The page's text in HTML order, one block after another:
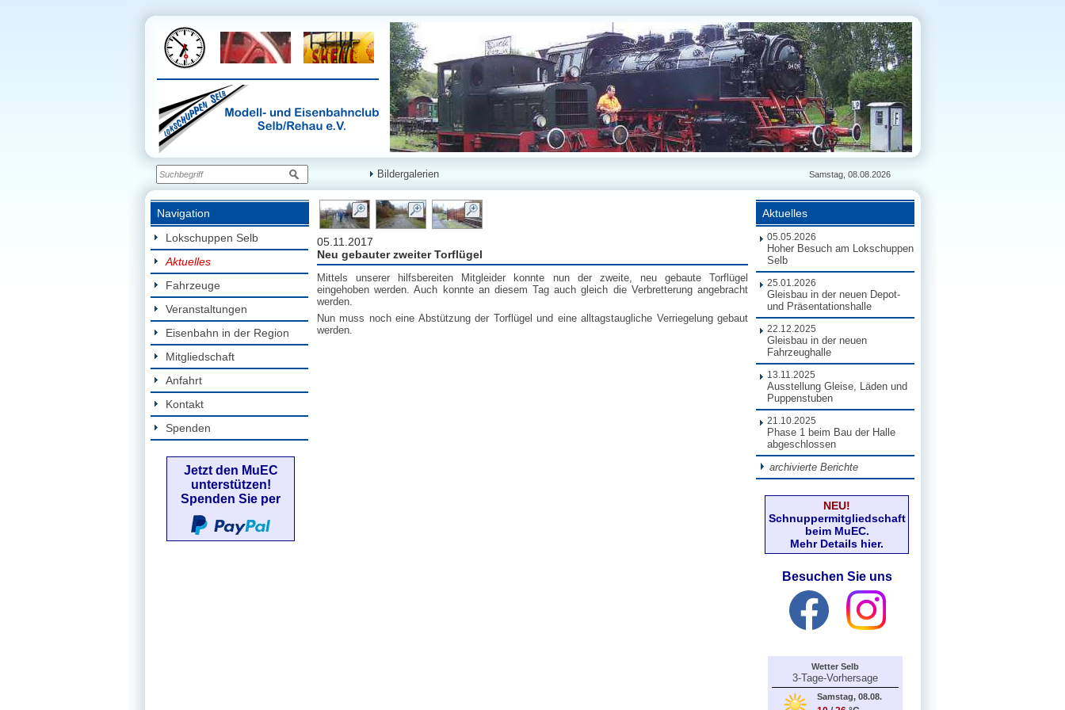
Bildergalerien Samstag, 08.08.2026
Navigation
Lokschuppen Selb
Aktuelles
Fahrzeuge
Veranstaltungen
Eisenbahn in der Region
Mitgliedschaft
Anfahrt
Kontakt
Spenden
Jetzt den MuEC
unterstützen!
Spenden Sie per
05.11.2017
Neu gebauter zweiter Torflügel
Mittels unserer hilfsbereiten Mitgleider konnte nun der zweite, neu gebaute Torflügel
eingehoben werden. Auch konnte an diesem Tag auch gleich die Verbretterung angebracht
werden.
Nun muss noch eine Abstützung der Torflügel und eine alltagstaugliche Verriegelung gebaut
werden.
Aktuelles
05.05.2026
Hoher Besuch am Lokschuppen
Selb
25.01.2026
Gleisbau in der neuen Depot-
und Präsentationshalle
22.12.2025
Gleisbau in der neuen
Fahrzeughalle
13.11.2025
Ausstellung Gleise, Läden und
Puppenstuben
21.10.2025
Phase 1 beim Bau der Halle
abgeschlossen
archivierte Berichte
NEU!
Schnuppermitgliedschaft
beim MuEC.
Mehr Details hier.
Besuchen Sie uns
Wetter Selb
3-Tage-Vorhersage
Samstag, 08.08.